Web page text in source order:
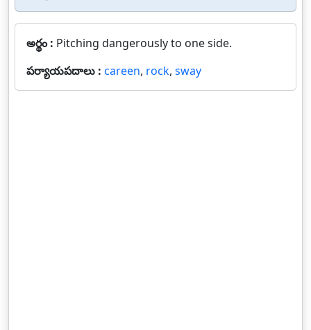
అర్థం : Pitching dangerously to one side.
పర్యాయపదాలు : careen, rock, sway